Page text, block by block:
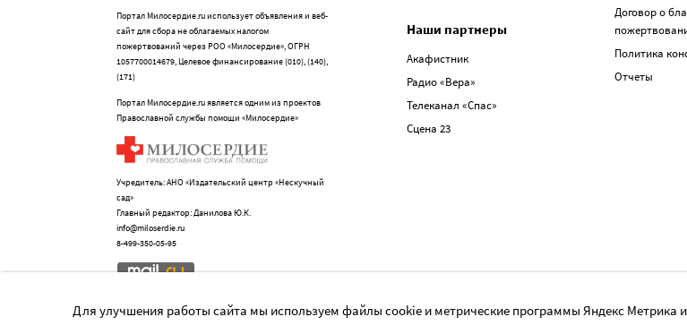
Портал Милосердие.ru использует объявления и веб-
сайт для сбора не облагаемых налогом
пожертвований через РОО «Милосердие», ОГРН
1057700014679, Целевое финансирование (010), (140),
(171)
Портал Милосердие.ru является одним из проектов
Православной службы помощи «Милосердие»
Учредитель: АНО «Издательский центр «Нескучный
сад»
Главный редактор: Данилова Ю.К.
info@miloserdie.ru
8-499-350-05-95
Наши партнеры
Акафистник
Радио «Вера»
Телеканал «Спас»
Сцена 23
Договор о
Политика
Отчеты
Для улучшения работы сайта мы используем файлы cookie и метрические программы Яндекс Метрика